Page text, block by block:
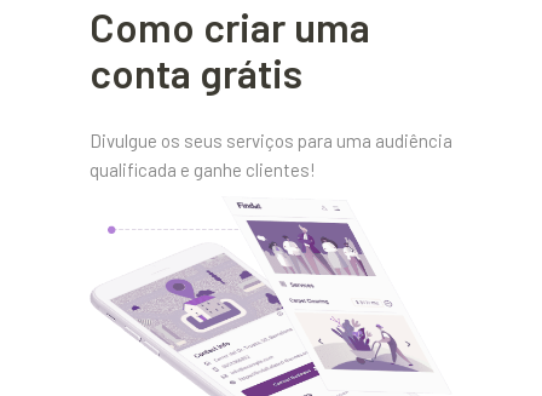
Como criar uma
conta grátis
Divulgue os seus serviços para uma audiência
qualificada e ganhe clientes!